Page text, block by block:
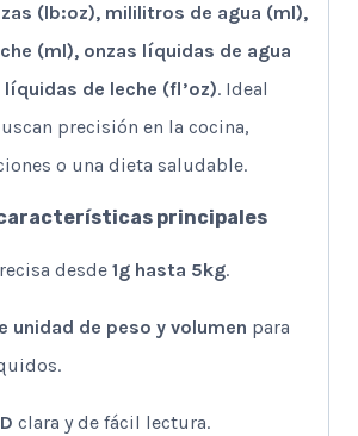
(lb:oz), mililitros de agua (ml),
(ml), onzas líquidas de agua
líquidas de leche (fl’oz). Ideal
precisión en la cocina,
o una dieta saludable.
principales
desde 1g hasta 5kg.
unidad de peso y volumen para
clara y de fácil lectura.